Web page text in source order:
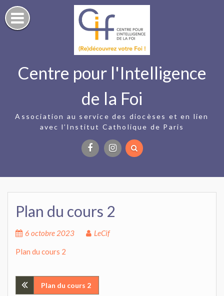
Skip
to
content
Centre pour l'Intelligence
de la Foi
Association au service des diocèses et en lien
avec l’Institut Catholique de Paris
Plan du cours 2
6 octobre 2023 LeCif
Plan du cours 2
Navigation
Plan du cours 2